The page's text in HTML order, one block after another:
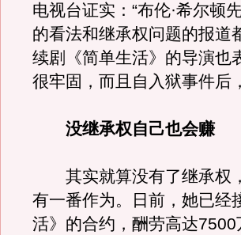
电视台证实：“布伦·希尔顿
的看法和继承权问题的报道
续剧《简单生活》的导演也
很牢固，而且自入狱事件后
没继承权自己也会赚
其实就算没有了继承权
有一番作为。日前，她已经
活》的合约，酬劳高达